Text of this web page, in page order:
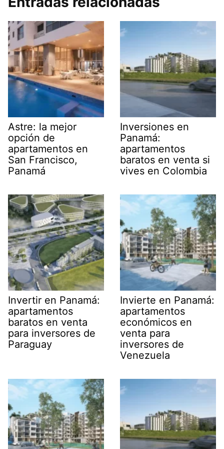
Astre: la mejor
opción de
apartamentos en
San Francisco,
Panamá
Inversiones en
Panamá:
apartamentos
baratos en venta si
vives en Colombia
Invertir en Panamá:
apartamentos
baratos en venta
para inversores de
Paraguay
Invierte en Panamá:
apartamentos
económicos en
venta para
inversores de
Venezuela